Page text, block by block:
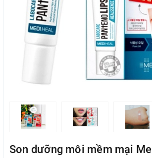
Son dưỡng môi mềm mại